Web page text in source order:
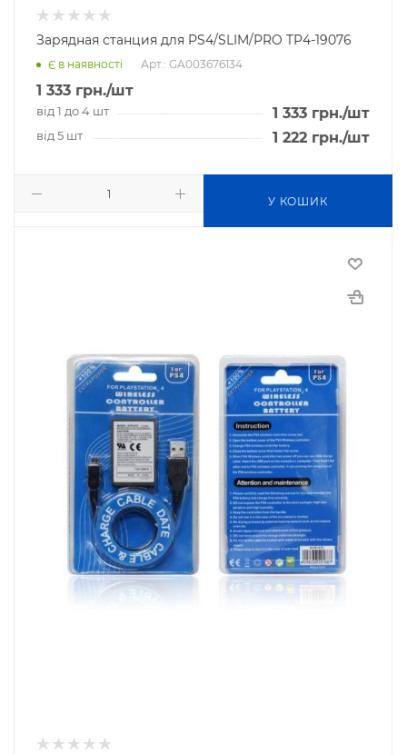
Зарядная станция для PS4/SLIM/PRO TP4-19076
Є в наявності Арт.: GA003676134
1 333 грн./шт
від 1 до 4 шт 1 333 грн./шт
від 5 шт 1 222 грн./шт
У КОШИК